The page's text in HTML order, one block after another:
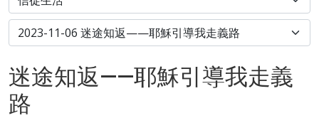
迷途知返——耶穌引導我走義
路